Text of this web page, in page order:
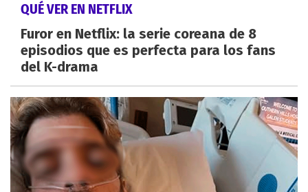
QUÉ VER EN NETFLIX
Furor en Netflix: la serie coreana de 8
episodios que es perfecta para los fans
del K-drama